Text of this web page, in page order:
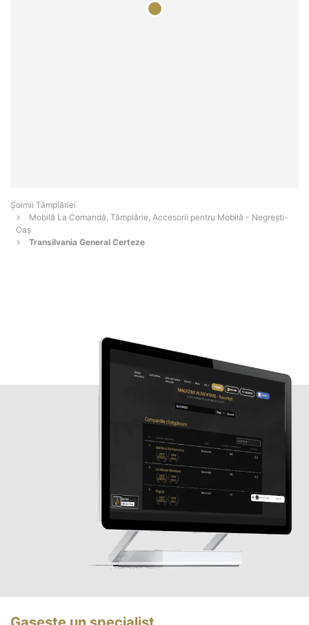
Șoimii Tâmplăriei
Mobilă La Comandă, Tâmplărie, Accesorii pentru Mobilă - Negreşti-
Oaş
Transilvania General Certeze